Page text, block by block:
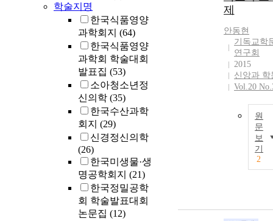
학술지명
한국식품영양
과학회지 (64)
한국식품영양
과학회 학술대회
발표집 (53)
소아청소년정
신의학 (35)
한국수산과학
회지 (29)
신경정신의학
(26)
한국미생물·생
명공학회지 (21)
한국정밀공학
회 학술발표대회
논문집 (12)
제
안동현
기독교학
연구회
2015
신앙과 학
Vol.20
원
문
보
기
2